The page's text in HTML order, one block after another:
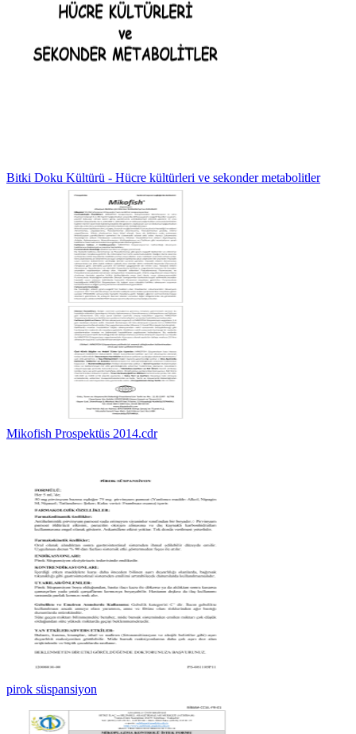
Bitki Doku Kültürü - Hücre kültürleri ve sekonder metabolitler
Mikofish Prospektüs 2014.cdr
pirok süspansiyon